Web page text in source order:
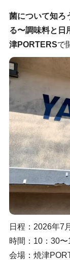
菌について知ろ
る〜調味料と日
津PORTERSで
日程：2026年7
時間：10：30〜
会場：焼津